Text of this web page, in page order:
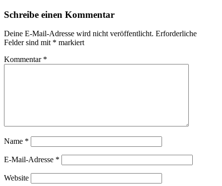
Schreibe einen Kommentar
Deine E-Mail-Adresse wird nicht veröffentlicht. Erforderliche
Felder sind mit * markiert
Kommentar *
Name *
E-Mail-Adresse *
Website